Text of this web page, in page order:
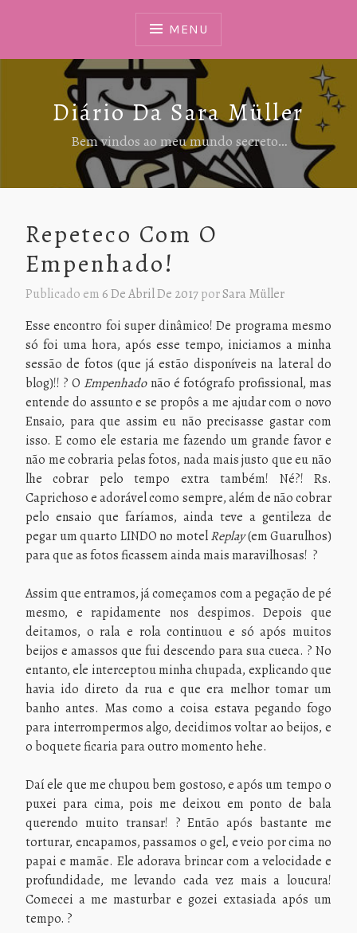
MENU
Diário Da Sara Müller
Bem vindos ao meu mundo secreto…
Repeteco Com O
Empenhado!
Publicado em 6 De Abril De 2017porSara Müller
Esse encontro foi super dinâmico! De programa mesmo
só foi uma hora, após esse tempo, iniciamos a minha
sessão de fotos (que já estão disponíveis na lateral do
blog)!! ? O Empenhadonão é fotógrafo profissional, mas
entende do assunto e se propôs a me ajudar com o novo
Ensaio, para que assim eu não precisasse gastar com
isso. E como ele estaria me fazendo um grande favor e
não me cobraria pelas fotos, nada mais justo que eu não
lhe cobrar pelo tempo extra também! Né?! Rs.
Caprichoso e adorável como sempre, além de não cobrar
pelo ensaio que faríamos, ainda teve a gentileza de
pegar um quarto LINDO no motelReplay(em Guarulhos)
para que as fotos ficassem ainda mais maravilhosas! ?
Assim que entramos, já começamos com a pegação de pé
mesmo, e rapidamente nos despimos. Depois que
deitamos, o rala e rola continuou e só após muitos
beijos e amassos que fui descendo para sua cueca. ? No
entanto, ele interceptou minha chupada, explicando que
havia ido direto da rua e que era melhor tomar um
banho antes. Mas como a coisa estava pegando fogo
para interrompermos algo, decidimos voltar ao beijos, e
o boquete ficaria para outro momento hehe.
Daí ele que me chupou bem gostoso, e após um tempo o
puxei para cima, pois me deixou em ponto de bala
querendo muito transar! ? Então após bastante me
torturar, encapamos, passamos o gel, e veio por cima no
papai e mamãe. Ele adorava brincar com a velocidade e
profundidade, me levando cada vez mais a loucura!
Comecei a me masturbar e gozei extasiada após um
tempo. ?